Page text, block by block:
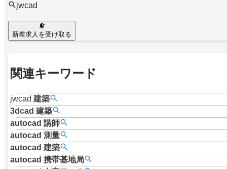
jwcad
新着求人を受け取る
関連キーワード
jwcad 建築
3dcad 建築
autocad 講師
autocad 測量
autocad 建築
autocad 携帯基地局